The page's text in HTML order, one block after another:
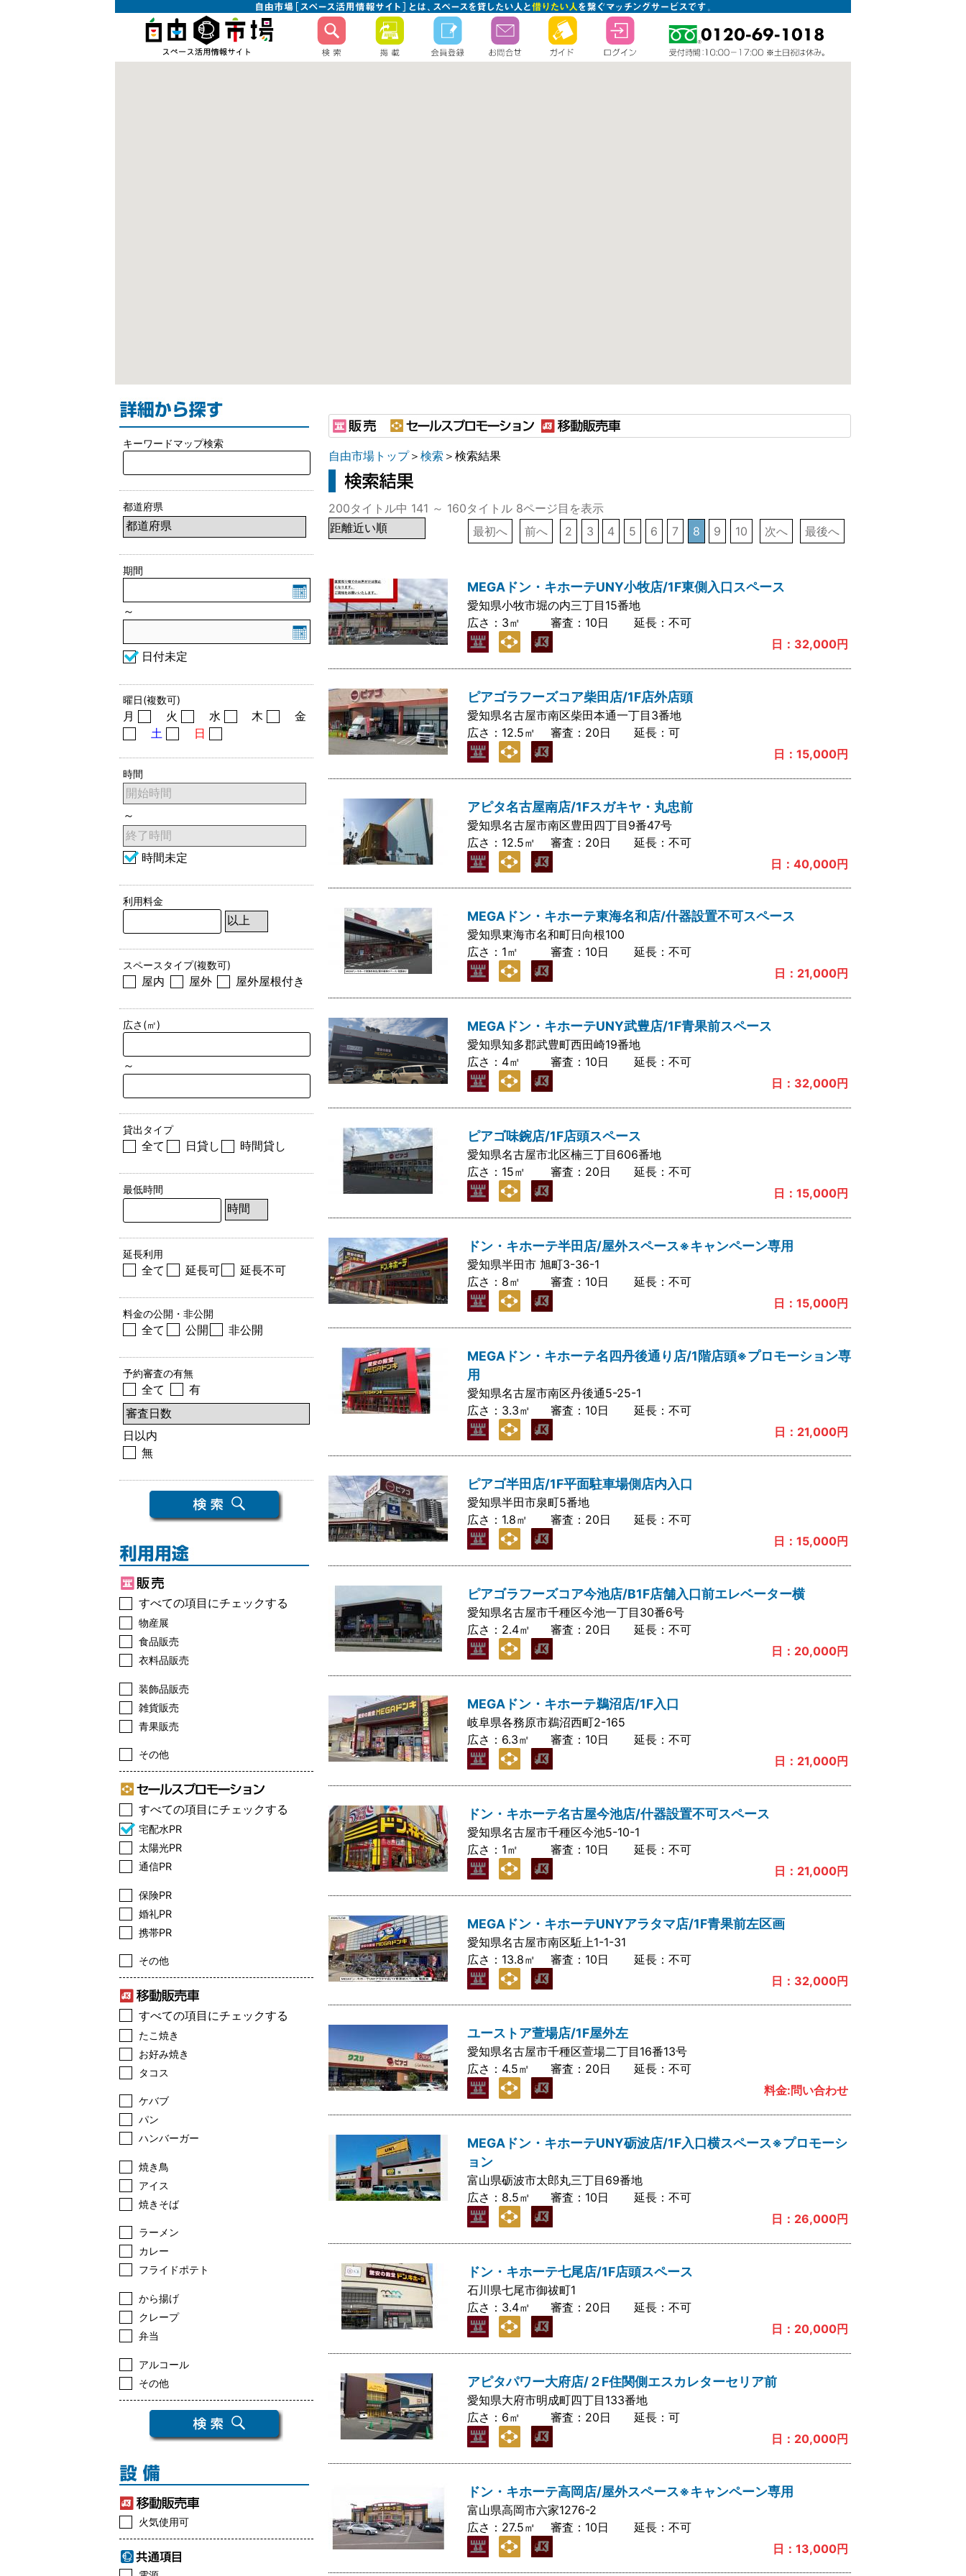
キーワードマップ検索
都道府県
期間
～
日付未定
曜日(複数可)
月 火 水 木
金
土
日
時間
～
時間未定
利用料金
スペースタイプ(複数可)
屋内 屋外 屋外屋根付き
広さ(㎡)
～
貸出タイプ
全て 日貸し 時間貸し
最低時間
延長利用
全て 延長可 延長不可
料金の公開・非公開
全て 公開 非公開
予約審査の有無
全て 有
日以内
無
すべての項目にチェックする
物産展
食品販売
衣料品販売
装飾品販売
雑貨販売
青果販売
その他
すべての項目にチェックする
宅配水PR
太陽光PR
通信PR
保険PR
婚礼PR
携帯PR
その他
すべての項目にチェックする
たこ焼き
お好み焼き
タコス
ケバブ
パン
ハンバーガー
焼き鳥
アイス
焼きそば
ラーメン
カレー
フライドポテト
から揚げ
クレープ
弁当
アルコール
その他
火気使用可
自由市場トップ＞ 検索 ＞検索結果
200タイトル中 141 ～ 160タイトル 8ページ目を表示
最初へ
前へ 2 3 4 5 6 7 8 9 10 次へ 最後へ
MEGAドン・キホーテUNY小牧店/1F東側入口スペース
愛知県小牧市堀の内三丁目15番地
広さ： 3㎡ 審査： 10日 延長： 不可
日： 32,000円
ピアゴラフーズコア柴田店/1F店外店頭
愛知県名古屋市南区柴田本通一丁目3番地
広さ： 12.5㎡ 審査： 20日 延長： 可
日：15,000円
アピタ名古屋南店/1Fスガキヤ・丸忠前
愛知県名古屋市南区豊田四丁目9番47号
広さ： 12.5㎡ 審査： 20日 延長： 不可
日：40,000円
MEGAドン・キホーテ東海名和店/什器設置不可スペース
愛知県東海市名和町日向根100
広さ： 1㎡ 審査： 10日 延長： 不可
日： 21,000円
MEGAドン・キホーテUNY武豊店/1F青果前スペース
愛知県知多郡武豊町西田崎19番地
広さ： 4㎡ 審査： 10日 延長： 不可
日： 32,000円
ピアゴ味鋺店/1F店頭スペース
愛知県名古屋市北区楠三丁目606番地
広さ： 15㎡ 審査： 20日 延長： 不可
日：15,000円
ドン・キホーテ半田店/屋外スペース※キャンペーン専用
愛知県半田市 旭町3-36-1
広さ： 8㎡ 審査： 10日 延長： 不可
日：15,000円
MEGAドン・キホーテ名四丹後通り店/1階店頭※プロモーション専
用
愛知県名古屋市南区丹後通5-25-1
広さ： 3.3㎡ 審査： 10日 延長： 不可
日： 21,000円
ピアゴ半田店/1F平面駐車場側店内入口
愛知県半田市泉町5番地
広さ： 1.8㎡ 審査： 20日 延長： 不可
日：15,000円
ピアゴラフーズコア今池店/B1F店舗入口前エレベーター横
愛知県名古屋市千種区今池一丁目30番6号
広さ： 2.4㎡ 審査： 20日 延長： 不可
日： 20,000円
MEGAドン・キホーテ鵜沼店/1F入口
岐阜県各務原市鵜沼西町2-165
広さ： 6.3㎡ 審査： 10日 延長： 不可
日： 21,000円
ドン・キホーテ名古屋今池店/什器設置不可スペース
愛知県名古屋市千種区今池5-10-1
広さ： 1㎡ 審査： 10日 延長： 不可
日： 21,000円
MEGAドン・キホーテUNYアラタマ店/1F青果前左区画
愛知県名古屋市南区駈上1-1-31
広さ： 13.8㎡ 審査： 10日 延長： 不可
日： 32,000円
ユーストア萱場店/1F屋外左
愛知県名古屋市千種区萱場二丁目16番13号
広さ： 4.5㎡ 審査： 20日 延長： 不可
料金:問い合わせ
MEGAドン・キホーテUNY砺波店/1F入口横スペース※プロモーシ
ョン
富山県砺波市太郎丸三丁目69番地
広さ： 8.5㎡ 審査： 10日 延長： 不可
日： 26,000円
ドン・キホーテ七尾店/1F店頭スペース
石川県七尾市御祓町1
広さ： 3.4㎡ 審査： 20日 延長： 不可
日： 20,000円
アピタパワー大府店/２F住関側エスカレターセリア前
愛知県大府市明成町四丁目133番地
広さ： 6㎡ 審査： 20日 延長： 可
日： 20,000円
ドン・キホーテ高岡店/屋外スペース※キャンペーン専用
富山県高岡市六家1276-2
広さ： 27.5㎡ 審査： 10日 延長： 不可
日：13,000円